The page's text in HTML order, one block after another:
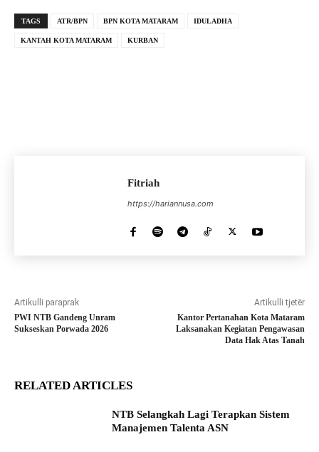
TAGS ATR/BPN BPN KOTA MATARAM IDULADHA
KANTAH KOTA MATARAM KURBAN
Fitriah
https://hariannusa.com
Artikulli paraprak
PWI NTB Gandeng Unram
Sukseskan Porwada 2026
Artikulli tjetër
Kantor Pertanahan Kota Mataram
Laksanakan Kegiatan Pengawasan
Data Hak Atas Tanah
RELATED ARTICLES
NTB Selangkah Lagi Terapkan Sistem
Manajemen Talenta ASN